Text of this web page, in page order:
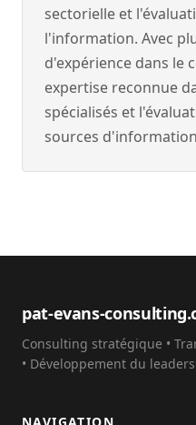
sectorielle et
l'information. Avec
d'expérience dans le
expertise reconnue
spécialisés et
sources
pat-evans-
Consulting stratégique •
• Développement du
NAVIGATION